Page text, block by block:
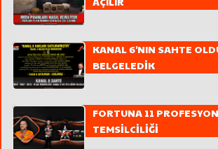
KANAL 6'NIN SAHTE
BELGELEDİK
FORTUNA 11
TEMSİLCİLİĞİ